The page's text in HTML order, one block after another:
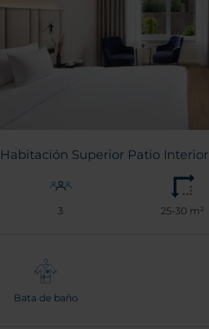
Habitación Superior Patio Interior
3 25-30 m²
Bata de baño